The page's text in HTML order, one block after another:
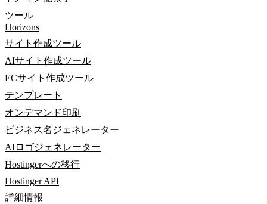
ツール
Horizons
サイト作成ツール
AIサイト作成ツール
ECサイト作成ツール
テンプレート
オンデマンド印刷
ビジネス名ジェネレーター
AIロゴジェネレーター
Hostingerへの移行
Hostinger API
詳細情報